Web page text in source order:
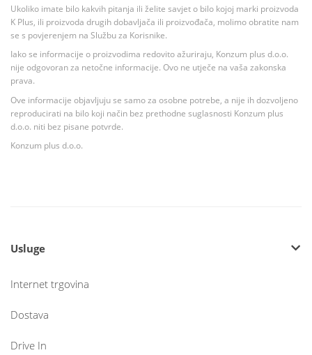
Ukoliko imate bilo kakvih pitanja ili želite savjet o bilo kojoj marki proizvoda
K Plus, ili proizvoda drugih dobavljača ili proizvođača, molimo obratite nam
se s povjerenjem na Službu za Korisnike.
Iako se informacije o proizvodima redovito ažuriraju, Konzum plus d.o.o.
nije odgovoran za netočne informacije. Ovo ne utječe na vaša zakonska
prava.
Ove informacije objavljuju se samo za osobne potrebe, a nije ih dozvoljeno
reproducirati na bilo koji način bez prethodne suglasnosti Konzum plus
d.o.o. niti bez pisane potvrde.
Konzum plus d.o.o.
Usluge
Internet trgovina
Dostava
Drive In